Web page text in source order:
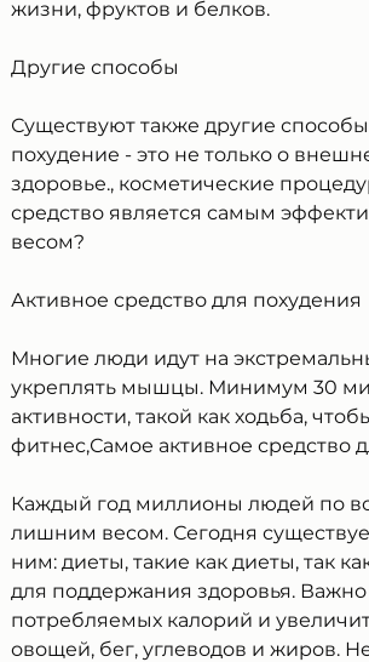
жизни, фруктов и белков.
Другие способы
Существуют также другие
похудение - это не только о
здоровье., косметические
средство является самым
весом?
Активное средство для похудения
Многие люди идут на
укреплять мышцы. Минимум 30
активности, такой как ходьба,
фитнес,Самое активное средство
Каждый год миллионы людей по
лишним весом. Сегодня
ним: диеты, такие как диеты, так
для поддержания здоровья.
потребляемых калорий и
овощей, бег, углеводов и жиров.